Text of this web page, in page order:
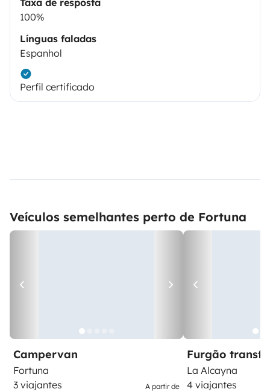
100%
Línguas faladas
Espanhol
Perfil certificado
Veículos semelhantes perto de Fortuna
Campervan
Fortuna
3 viajantes
A partir de
Furgão
La Alcayna
4 viajantes